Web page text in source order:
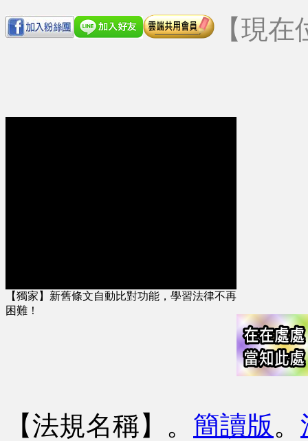
【現
【獨家】新舊條文自動比對功能，學習法律不再
困難！
【法規名稱】 。 簡讀版。